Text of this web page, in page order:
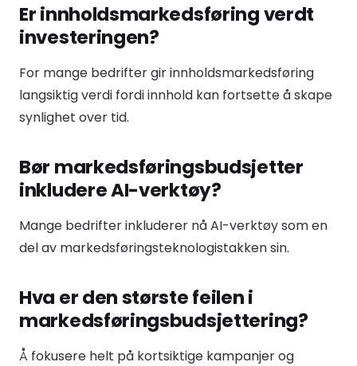
Er innholdsmarkedsføring verdt
investeringen?
For mange bedrifter gir innholdsmarkedsføring
langsiktig verdi fordi innhold kan fortsette å skape
synlighet over tid.
Bør markedsføringsbudsjetter
inkludere AI-verktøy?
Mange bedrifter inkluderer nå AI-verktøy som en
del av markedsføringsteknologistakken sin.
Hva er den største feilen i
markedsføringsbudsjettering?
Å fokusere helt på kortsiktige kampanjer og